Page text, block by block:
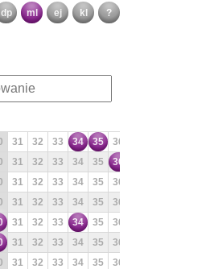
dp ml ej kl ?
31 32 33 34 35 36
31 32 33 34 35 36
31 32 33 34 35 36
31 32 33 34 35 36
31 32 33 34 35 36
31 32 33 34 35 36
31 32 33 34 35 36